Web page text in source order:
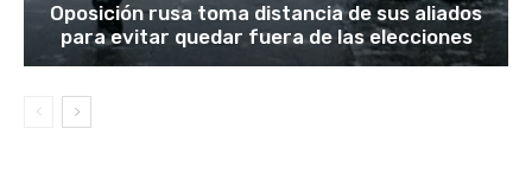
Oposición rusa toma distancia de sus aliados
para evitar quedar fuera de las elecciones